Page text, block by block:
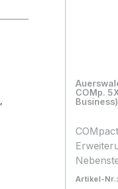
COMp.
Business)
und
Artikel-Nr.: